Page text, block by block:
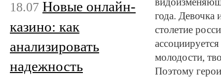
года. Девочка
столетие
молодости,
Поэтому
18.07 Новые онлайн-
казино: как
анализировать
надежность